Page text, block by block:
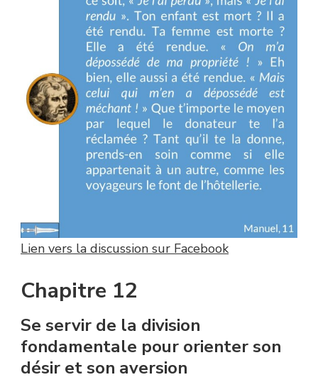
Lien vers la discussion sur Facebook
Chapitre 12
Se servir de la division
fondamentale pour orienter son
désir et son aversion